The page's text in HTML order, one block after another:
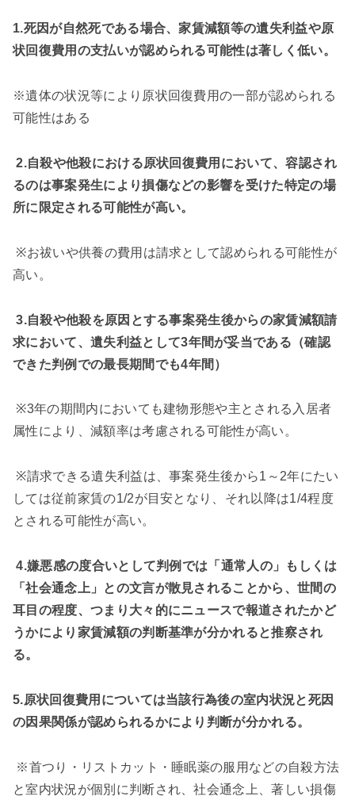
1.死因が自然死である場合、家賃減額等の遺失利益や原
状回復費用の支払いが認められる可能性は著しく低い。
※遺体の状況等により原状回復費用の一部が認められる
可能性はある
2.自殺や他殺における原状回復費用において、容認され
るのは事案発生により損傷などの影響を受けた特定の場
所に限定される可能性が高い。
※お祓いや供養の費用は請求として認められる可能性が
高い。
3.自殺や他殺を原因とする事案発生後からの家賃減額請
求において、遺失利益として3年間が妥当である（確認
できた判例での最長期間でも4年間）
※3年の期間内においても建物形態や主とされる入居者
属性により、減額率は考慮される可能性が高い。
※請求できる遺失利益は、事案発生後から1 ～ 2年にたい
しては従前家賃の1/2が目安となり、それ以降は1/4程度
とされる可能性が高い。
4.嫌悪感の度合いとして判例では「通常人の」もしくは
「社会通念上」との文言が散見されることから、世間の
耳目の程度、つまり大々的にニュースで報道されたかど
うかにより家賃減額の判断基準が分かれると推察され
る。
5.原状回復費用については当該行為後の室内状況と死因
の因果関係が認められるかにより判断が分かれる。
※首つり・リストカット・睡眠薬の服用などの自殺方法
と室内状況が個別に判断され、社会通念上、著しい損傷